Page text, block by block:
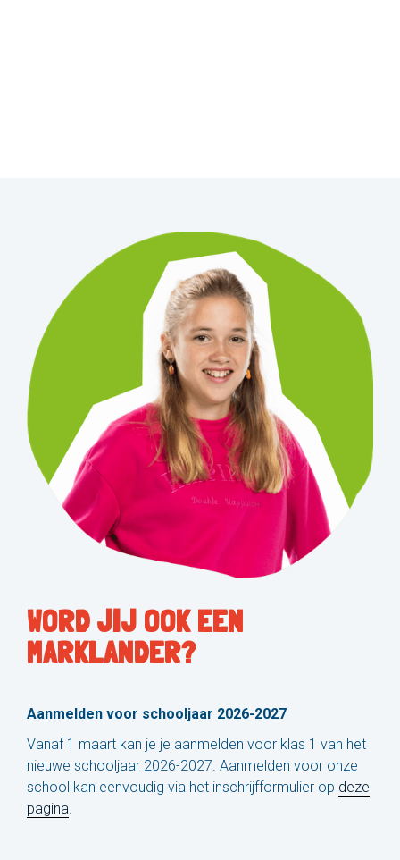
WORD JIJ OOK EEN
MARKLANDER?
Aanmelden voor schooljaar 2026-2027
Vanaf 1 maart kan je je aanmelden voor klas 1 van het
nieuwe schooljaar 2026-2027. Aanmelden voor onze
school kan eenvoudig via het inschrijfformulier op deze
pagina.